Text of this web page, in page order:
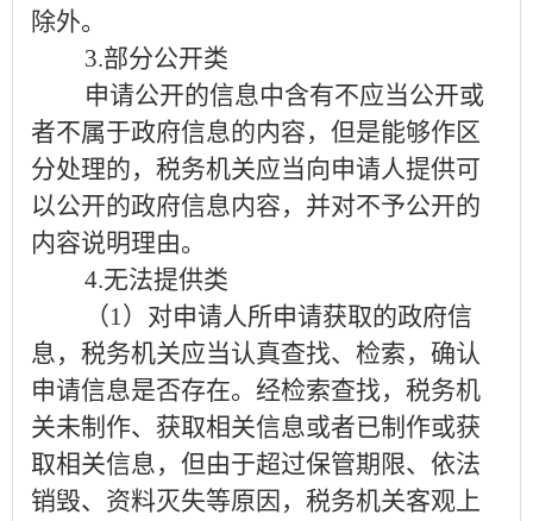
除外。
3.部分公开类
申请公开的信息中含有不应当公开或
者不属于政府信息的内容，但是能够作区
分处理的，税务机关应当向申请人提供可
以公开的政府信息内容，并对不予公开的
内容说明理由。
4.无法提供类
（1 ） 对申请人所申请获取的政府信
息，税务机关应当认真查找、检索，确认
申请信息是否存在。经检索查找，税务机
关未制作、获取相关信息或者已制作或获
取相关信息，但由于超过保管期限、依法
销毁、资料灭失等原因，税务机关客观上